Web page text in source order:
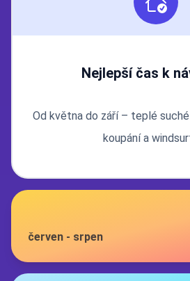
Nejlepší čas k
Od května do září – teplé
koupání a
červen - srpen